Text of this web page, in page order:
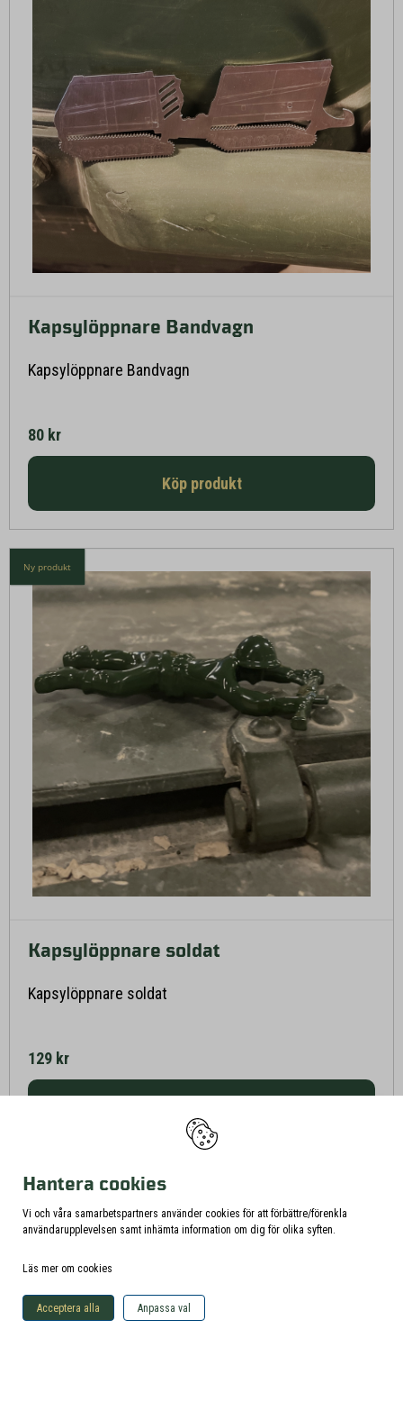
Kapsylöppnare Bandvagn
Kapsylöppnare Bandvagn
80 kr
Köp produkt
Ny produkt
Kapsylöppnare soldat
Kapsylöppnare soldat
129 kr
Hantera cookies
Vi och våra samarbetspartners använder cookies för att förbättre/förenkla
användarupplevelsen samt inhämta information om dig för olika syften.
Läs mer om cookies
Acceptera alla Anpassa val